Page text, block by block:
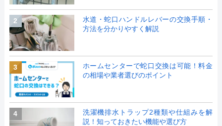
2
水道・蛇口ハンドルレバーの交換手順・
方法を分かりやすく解説
3
ホームセンターで蛇口交換は可能！料金
の相場や業者選びのポイント
4
洗濯機排水トラップ2種類や仕組みを解
説！知っておきたい機能や選び方